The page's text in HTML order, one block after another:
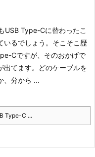
USB Type-Cに替わったこ
るでしょう。 そこそこ歴
Cですが、そのおかげで
てます。
どのケーブルを
、分から ...
Type-C ...